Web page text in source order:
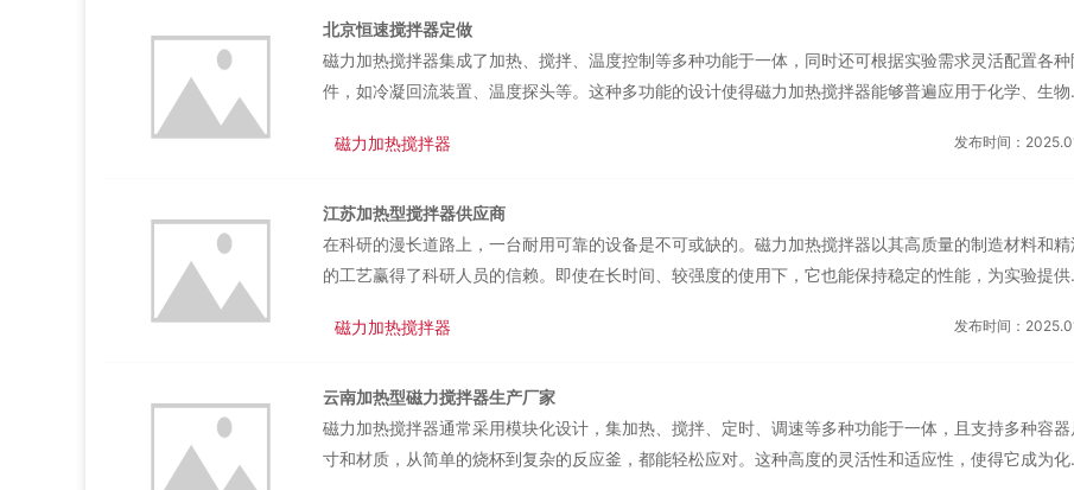
充分混合，促进了化学反应的顺利进行。这种高效的搅拌性能，极大地缩短了实验周期，加速了科研进
程，为科研人员赢得了宝贵的时间。精确控温，确保实...
北京恒速搅拌器定做
磁力加热搅拌器集成了加热、搅拌、温度控制等多种功能于一体，同时还可根据实验需求灵活配置各种
件，如冷凝回流装置、温度探头等。这种多功能的设计使得磁力加热搅拌器能够普遍应用于化学、生物
安全是实验设备设计的首要原则。磁力加热搅拌器采用多重安全保护机制，包括过热保护、漏电保护
洁的表面材质也进一步提升了设备的使用稳定性和耐用性。磁力加热搅拌器，让实验更加精确高效。北
恒速搅拌器定做随着科技的进步，磁力加热搅拌器也迈...
磁力加热搅拌器 发布时间：
江苏加热型搅拌器供应商
在科研的漫长道路上，一台耐用可靠的设备是不可或缺的。磁力加热搅拌器以其高质量的制造材料和精
的工艺赢得了科研人员的信赖。即使在长时间、较强度的使用下，它也能保持稳定的性能，为实验提供
器成为科研路上的坚实后盾。科研领域的需求多种多样，磁力加热搅拌器也紧跟这一趋势，提供了丰
备不同的附件来满足需求。同时，部分型号还支持远程控制和数据传输功能，让科研人员能够随时随地
控实验进程。这种多功能扩展性，让磁力加热搅拌器在...
磁力加热搅拌器 发布时间：
云南加热型磁力搅拌器生产厂家
磁力加热搅拌器通常采用模块化设计，集加热、搅拌、定时、调速等多种功能于一体，且支持多种容器
寸和材质，从简单的烧杯到复杂的反应釜，都能轻松应对。这种高度的灵活性和适应性，使得它成为化
案及优质的服务为目标。本着专业和诚
信，本公司获得了国外厂商的鼎力支持与
信赖。以下是本公司代理产品的公司介
了解更多
产牌、工业铭牌、电铸及氧化标牌、亚克
力展示用品的厂家，公司从产品的设计、
了解更多